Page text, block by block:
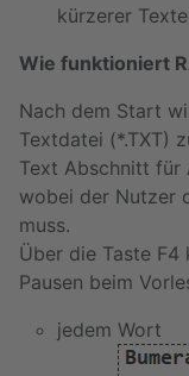
kürzerer Texte
Wie funktioniert
Nach dem Start
Textdatei (*.TXT)
Text Abschnitt für
wobei der Nutzer
muss.
Über die Taste
Pausen beim
jedem Wort